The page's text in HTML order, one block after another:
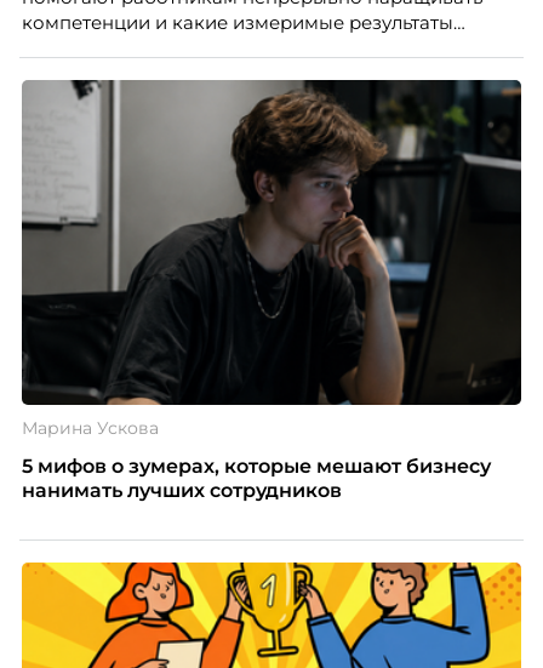
компетенции и какие измеримые результаты
закупкам направления «Минеральная изоляция»
компании ТЕХНОНИКОЛЬ.
Марина Ускова
5 мифов о зумерах, которые мешают бизнесу
нанимать лучших сотрудников